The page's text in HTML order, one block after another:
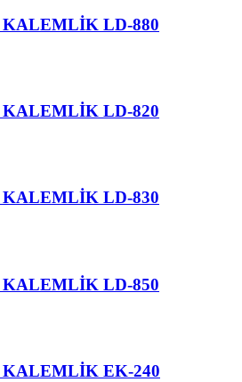
KALEMLİK LD-880
KALEMLİK LD-820
KALEMLİK LD-830
KALEMLİK LD-850
KALEMLİK EK-240